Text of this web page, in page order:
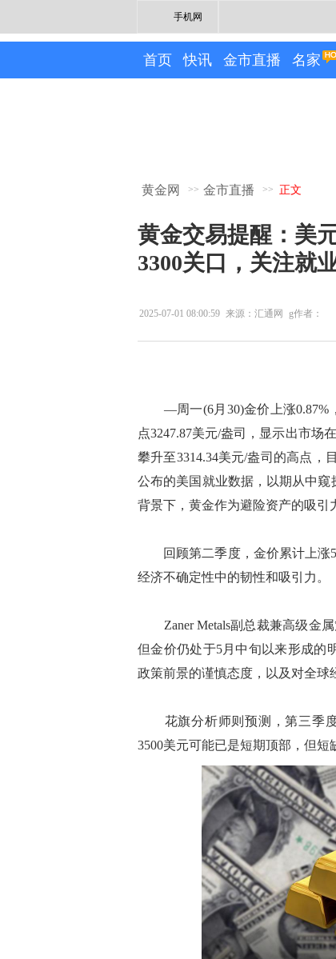
手机网
首页 快讯 金市直播 名家
黄金网 >> 金市直播 >> 正文
黄金交易提醒：美
3300关口，关注就
2025-07-01 08:00:59 来源：汇通网 g作者：
—周一(6月30)金价上涨0.87%，
点3247.87美元/盎司，显示出市场
攀升至3314.34美元/盎司的高点，
公布的美国就业数据，以期从中
背景下，黄金作为避险资产的吸引
回顾第二季度，金价累计上涨
经济不确定性中的韧性和吸引力。
Zaner Metals副总裁兼高级金属
但金价仍处于5月中旬以来形成的
政策前景的谨慎态度，以及对全球
花旗分析师则预测，第三季度
3500美元可能已是短期顶部，但短